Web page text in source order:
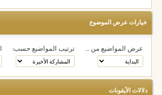
خيارات عرض الموضوع
عرض المواضيع من ... ترتيب المواضيع حسب:
دلالات الأيقونات